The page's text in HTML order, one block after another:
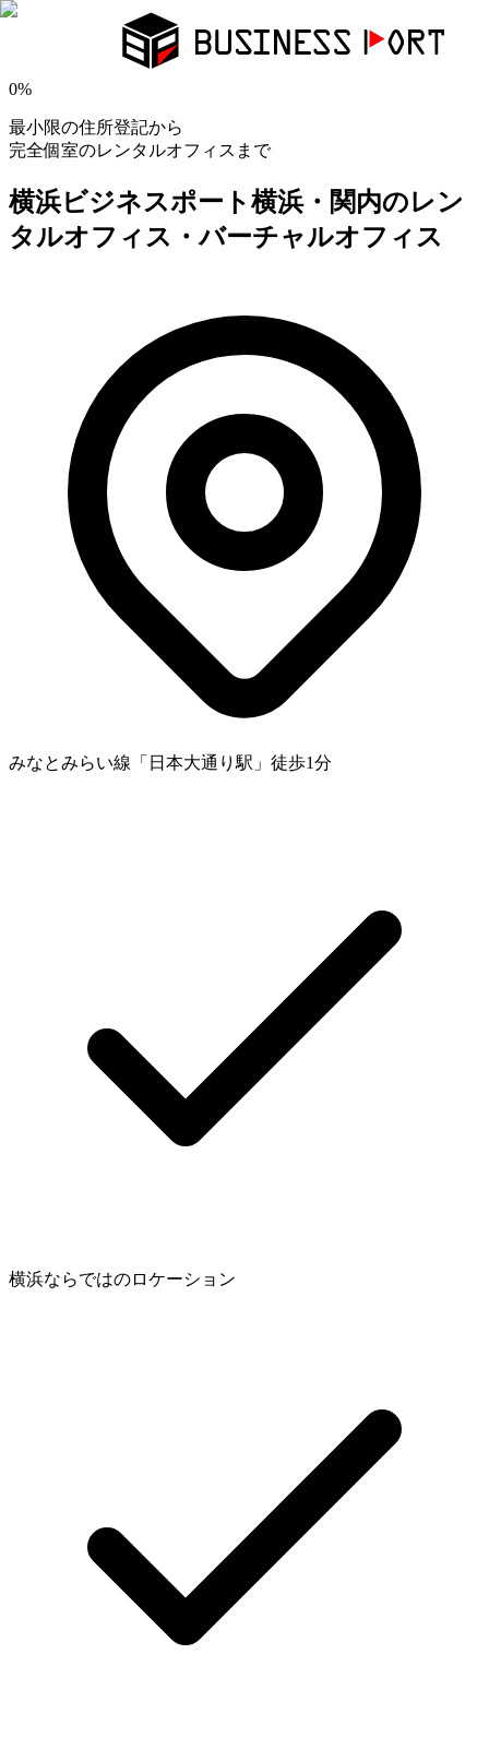
0%
最小限の住所登記から
完全個室のレンタルオフィスまで
横浜ビジネスポート横浜・関内のレン
タルオフィス・バーチャルオフィス
みなとみらい線「日本大通り駅」徒歩1分
横浜ならではのロケーション